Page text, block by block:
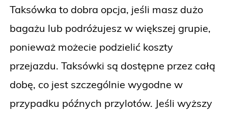
Taksówka to dobra opcja, jeśli masz dużo
bagażu lub podróżujesz w większej grupie,
ponieważ możecie podzielić koszty
przejazdu. Taksówki są dostępne przez całą
dobę, co jest szczególnie wygodne w
przypadku późnych przylotów. Jeśli wyższy